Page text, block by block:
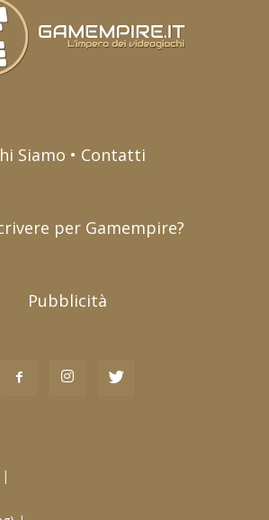
Siamo • Contatti
per Gamempire?
Pubblicità
|